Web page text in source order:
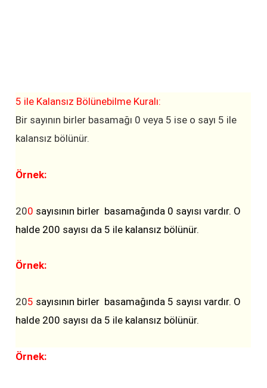
4 0
4 4
48
5 ile Kalansız Bölünebilme Kuralı:
Bir sayının birler basamağı 0 veya 5 ise o sayı 5 ile
kalansız bölünür.
Örnek:
200 sayısının birler basamağında 0 sayısı vardır. O
halde 200 sayısı da 5 ile kalansız bölünür.
Örnek:
205 sayısının birler basamağında 5 sayısı vardır. O
halde 200 sayısı da 5 ile kalansız bölünür.
Örnek: